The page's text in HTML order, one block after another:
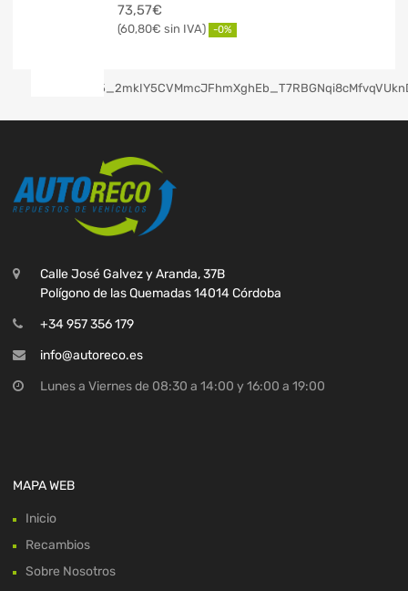
73,57€
60,80€ -0%
Calle José Galvez y Aranda, 37B
Polígono de las Quemadas 14014 Córdoba
+34 957 356 179
info@autoreco.es
Lunes a Viernes de 08:30 a 14:00 y 16:00 a 19:00
MAPA WEB
Inicio
Recambios
Sobre Nosotros